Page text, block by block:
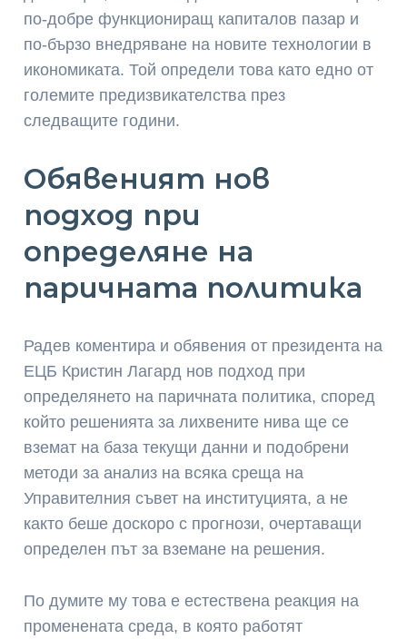
по-добре функциониращ капиталов пазар и
по-бързо внедряване на новите технологии в
икономиката. Той определи това като едно от
големите предизвикателства през
следващите години.
Обявеният нов
подход при
определяне на
паричната политика
Радев коментира и обявения от президента на
ЕЦБ Кристин Лагард нов подход при
определянето на паричната политика, според
който решенията за лихвените нива ще се
вземат на база текущи данни и подобрени
методи за анализ на всяка среща на
Управителния съвет на институцията, а не
както беше доскоро с прогнози, очертаващи
определен път за вземане на решения.
По думите му това е естествена реакция на
променената среда, в която работят